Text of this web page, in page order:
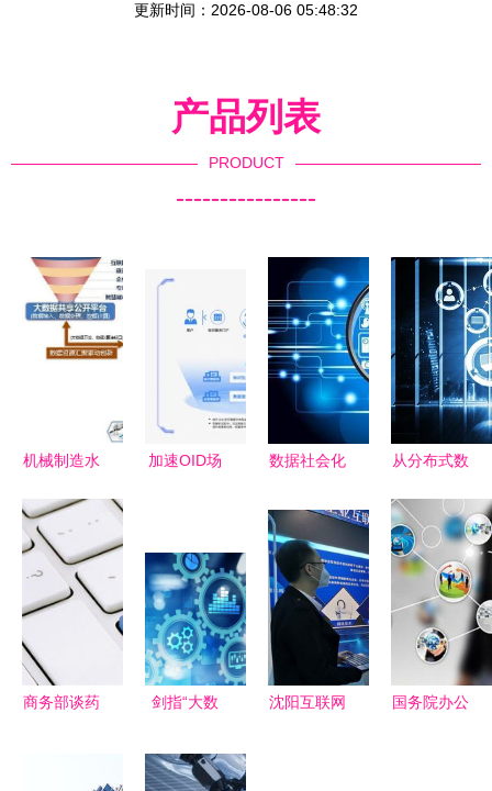
更新时间：2026-08-06 05:48:32
产品列表
PRODUCT
----------------
机械制造水
途径——大
数据与互联
网数据服务
加速OID场
数据服务新
生态
数据社会化
第六个现代
化关乎你我
——重新定
义数字文明
从分布式数
探析
YottaChain
在互联网数
据服务中的
未来趋势
商务部谈药
剑指“大数
四部门发布
沈阳互联网
国务院办公